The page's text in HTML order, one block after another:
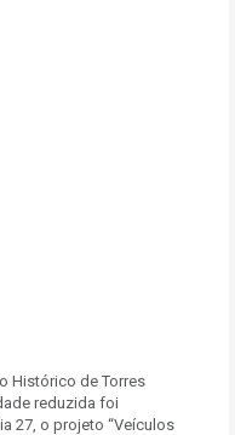
Histórico de Torres
reduzida foi
27, o projeto “Veículos